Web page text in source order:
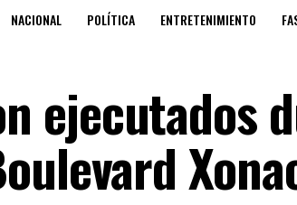
NACIONAL POLÍTICA ENTRETENIMIENTO
ejecutados